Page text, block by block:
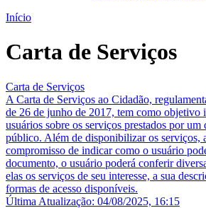
Início
Carta de Serviços
Carta de Serviços
A Carta de Serviços ao Cidadão,
de 26 de junho de 2017, tem como objetivo
usuários sobre os serviços prestados por um
público. Além de disponibilizar os serviços,
compromisso de indicar como o usuário
documento, o usuário poderá conferir
elas os serviços de seu interesse, a sua
formas de acesso disponíveis.
Última Atualização: 04/08/2025, 16:15